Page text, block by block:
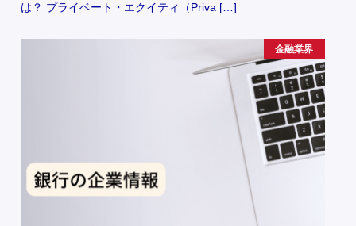
は？ プライベート・エクイティ（Priva […]
金融業界